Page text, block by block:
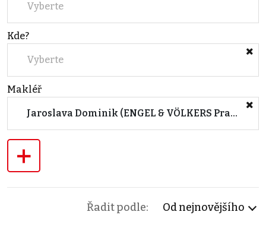
Vyberte
Kde?
Vyberte
Makléř
Jaroslava Dominik (ENGEL & VÖLKERS Prague 5)
+
Řadit podle: Od nejnovějšího